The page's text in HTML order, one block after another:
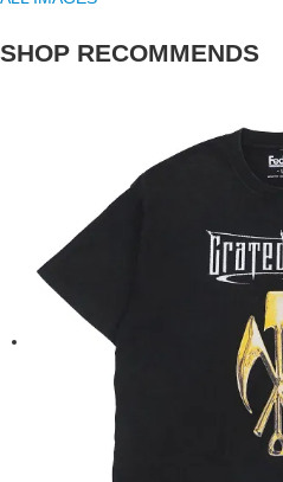
SHOP RECOMMENDS